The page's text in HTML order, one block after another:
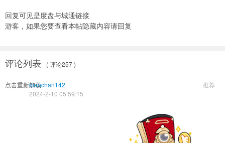
回复可见是度盘与城通链接
游客，如果您要查看本帖隐藏内容请回复
评论列表 ( 评论257 )
点击重新加载 推荐
diaochan142
2024-2-10 05:59:15